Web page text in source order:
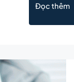
Đọc thêm